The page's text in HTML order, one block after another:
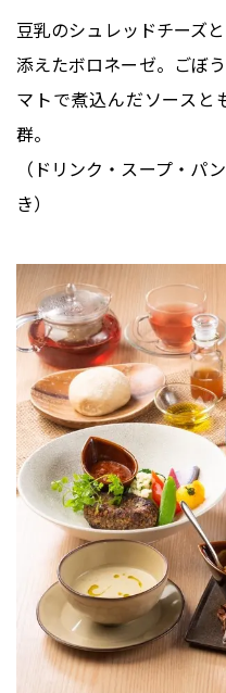
豆乳のシュレッドチーズ
添えたボロネーゼ。ごぼ
マトで煮込んだソースと
群。
（ドリンク・スープ・パ
き）